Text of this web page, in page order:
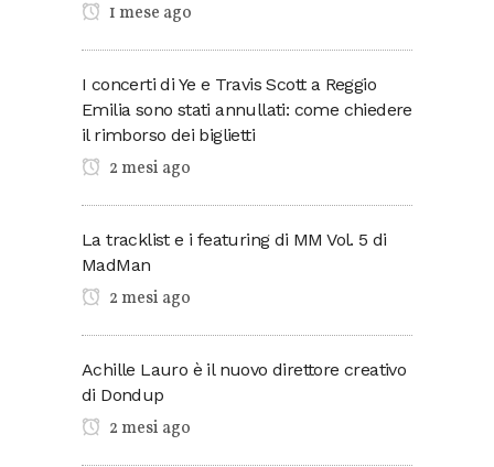
1 mese ago
I concerti di Ye e Travis Scott a Reggio
Emilia sono stati annullati: come chiedere
il rimborso dei biglietti
2 mesi ago
La tracklist e i featuring di MM Vol. 5 di
MadMan
2 mesi ago
Achille Lauro è il nuovo direttore creativo
di Dondup
2 mesi ago